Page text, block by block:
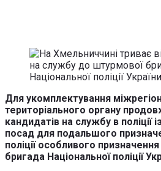
Для укомплектування
територіального органу
кандидатів на службу в поліції
посад для подальшого
поліції особливого
бригада Національної поліції